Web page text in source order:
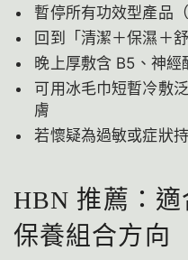
暫停所有功效型產品
回到「清潔＋保濕＋
晚上厚敷含 B5、神經
可用冰毛巾短暫冷敷
膚
若懷疑為過敏或症狀
HBN 推薦：適
保養組合方向